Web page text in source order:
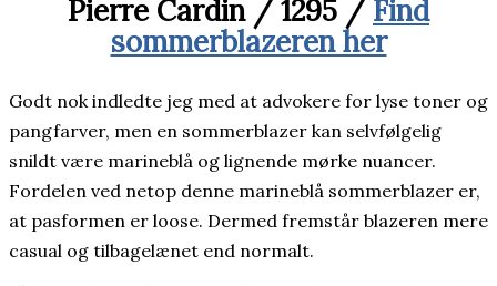
Pierre Cardin / 1295 / Find
sommerblazeren her
Godt nok indledte jeg med at advokere for lyse toner og
pangfarver, men en sommerblazer kan selvfølgelig
snildt være marineblå og lignende mørke nuancer.
Fordelen ved netop denne marineblå sommerblazer er,
at pasformen er loose. Dermed fremstår blazeren mere
casual og tilbagelænet end normalt.